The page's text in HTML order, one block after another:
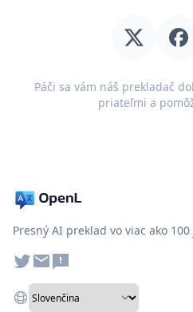
Páči sa vám náš prekladač
priateľmi a
Presný AI preklad vo viac ako 100